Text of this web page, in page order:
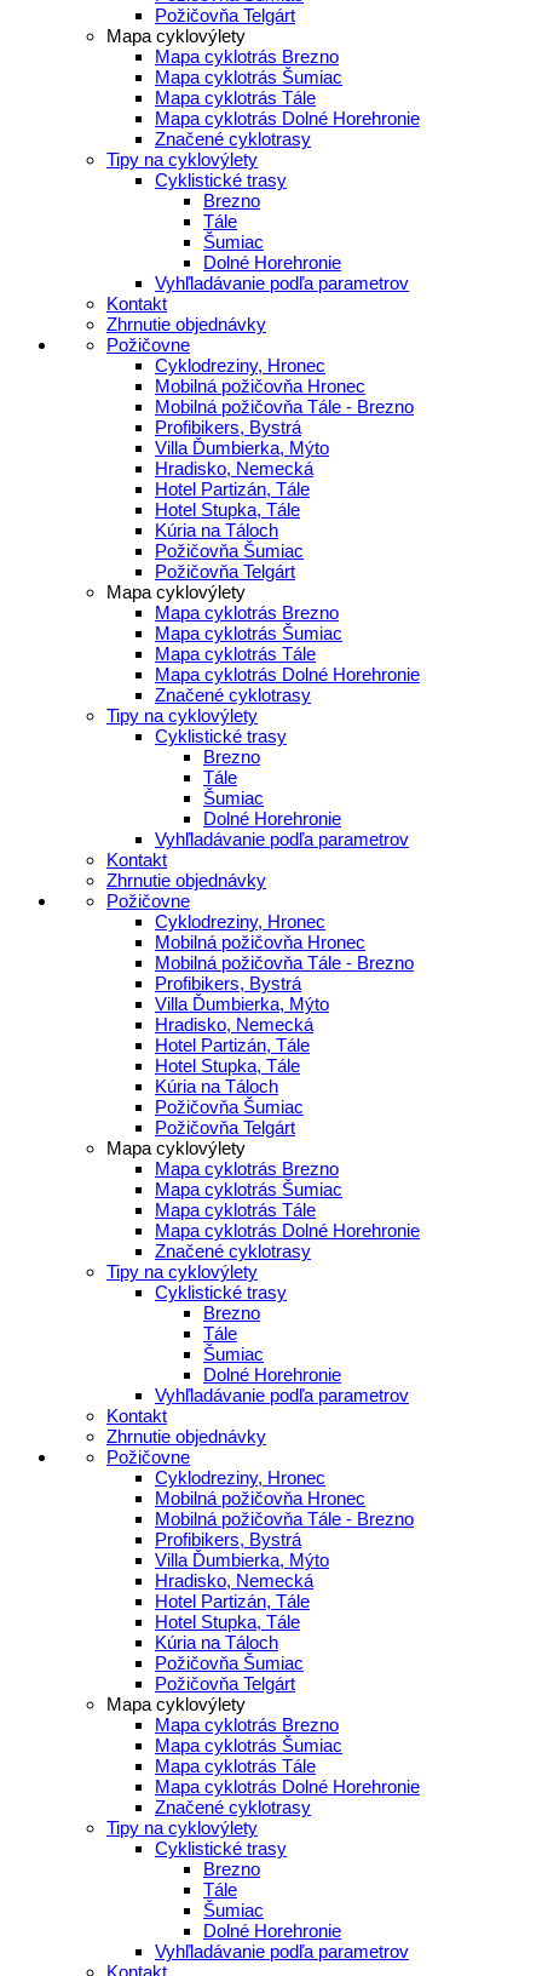
Požičovňa Telgárt
Mapa cyklovýlety
Mapa cyklotrás Brezno
Mapa cyklotrás Šumiac
Mapa cyklotrás Tále
Mapa cyklotrás Dolné Horehronie
Značené cyklotrasy
Tipy na cyklovýlety
Cyklistické trasy
Brezno
Tále
Šumiac
Dolné Horehronie
Vyhľladávanie podľa parametrov
Kontakt
Zhrnutie objednávky
Požičovne
Cyklodreziny, Hronec
Mobilná požičovňa Hronec
Mobilná požičovňa Tále - Brezno
Profibikers, Bystrá
Villa Ďumbierka, Mýto
Hradisko, Nemecká
Hotel Partizán, Tále
Hotel Stupka, Tále
Kúria na Táloch
Požičovňa Šumiac
Požičovňa Telgárt
Mapa cyklovýlety
Mapa cyklotrás Brezno
Mapa cyklotrás Šumiac
Mapa cyklotrás Tále
Mapa cyklotrás Dolné Horehronie
Značené cyklotrasy
Tipy na cyklovýlety
Cyklistické trasy
Brezno
Tále
Šumiac
Dolné Horehronie
Vyhľladávanie podľa parametrov
Kontakt
Zhrnutie objednávky
Požičovne
Cyklodreziny, Hronec
Mobilná požičovňa Hronec
Mobilná požičovňa Tále - Brezno
Profibikers, Bystrá
Villa Ďumbierka, Mýto
Hradisko, Nemecká
Hotel Partizán, Tále
Hotel Stupka, Tále
Kúria na Táloch
Požičovňa Šumiac
Požičovňa Telgárt
Mapa cyklovýlety
Mapa cyklotrás Brezno
Mapa cyklotrás Šumiac
Mapa cyklotrás Tále
Mapa cyklotrás Dolné Horehronie
Značené cyklotrasy
Tipy na cyklovýlety
Cyklistické trasy
Brezno
Tále
Šumiac
Dolné Horehronie
Vyhľladávanie podľa parametrov
Kontakt
Zhrnutie objednávky
Požičovne
Cyklodreziny, Hronec
Mobilná požičovňa Hronec
Mobilná požičovňa Tále - Brezno
Profibikers, Bystrá
Villa Ďumbierka, Mýto
Hradisko, Nemecká
Hotel Partizán, Tále
Hotel Stupka, Tále
Kúria na Táloch
Požičovňa Šumiac
Požičovňa Telgárt
Mapa cyklovýlety
Mapa cyklotrás Brezno
Mapa cyklotrás Šumiac
Mapa cyklotrás Tále
Mapa cyklotrás Dolné Horehronie
Značené cyklotrasy
Tipy na cyklovýlety
Cyklistické trasy
Brezno
Tále
Šumiac
Dolné Horehronie
Vyhľladávanie podľa parametrov